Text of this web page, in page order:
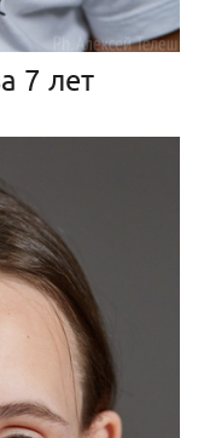
7 лет